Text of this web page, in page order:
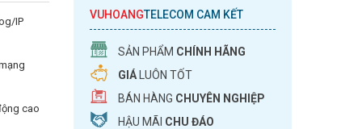
IP
cao
VUHOANGTELECOM CAM KẾT
SẢN PHẨM CHÍNH HÃNG
GIÁ LUÔN TỐT
BÁN HÀNG CHUYÊN NGHIỆP
HẬU MÃI CHU ĐÁO